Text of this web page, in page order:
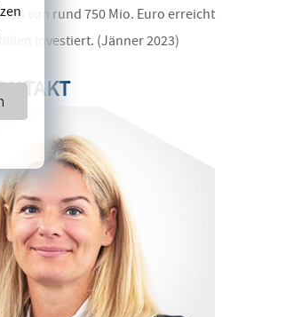
von rund 750 Mio. Euro erreicht
investiert. (Jänner 2023)